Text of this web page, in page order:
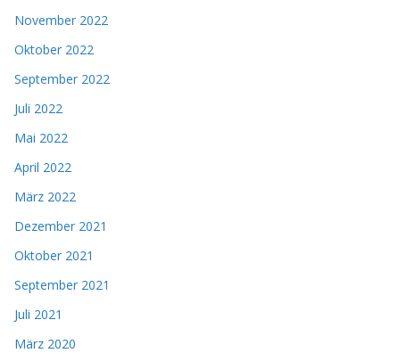
November 2022
Oktober 2022
September 2022
Juli 2022
Mai 2022
April 2022
März 2022
Dezember 2021
Oktober 2021
September 2021
Juli 2021
März 2020